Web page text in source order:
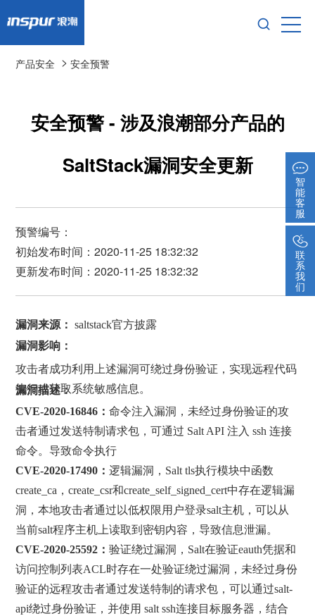
产品安全 >安全预警
安全预警 - 涉及浪潮部分产品的
SaltStack漏洞安全更新
预警编号：
初始发布时间：2020-11-25 18:32:32
更新发布时间：2020-11-25 18:32:32
漏洞来源：saltstack官方披露
漏洞影响：
攻击者成功利用上述漏洞可绕过身份验证，实现远程代码
执行或获取系统敏感信息。
漏洞描述：
CVE-2020-16846：命令注入漏洞，未经过身份验证的攻
击者通过发送特制请求包，可通过 Salt API 注入 ssh 连接
命令。导致命令执行
CVE-2020-17490 ：逻辑漏洞，Salt tls执行模块中函数
create_ca，create_csr和create_self_signed_cert中存在逻辑漏
洞，本地攻击者通过以低权限用户登录salt主机，可以从
当前salt程序主机上读取到密钥内容，导致信息泄漏。
CVE-2020-25592：验证绕过漏洞，Salt在验证eauth凭据和
访问控制列表ACL时存在一处验证绕过漏洞，未经过身份
验证的远程攻击者通过发送特制的请求包，可以通过salt-
api绕过身份验证，并使用 salt ssh连接目标服务器，结合
智
能
客
服
联
系
我
们